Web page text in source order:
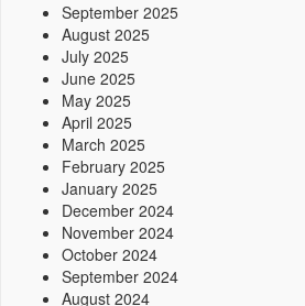
September 2025
August 2025
July 2025
June 2025
May 2025
April 2025
March 2025
February 2025
January 2025
December 2024
November 2024
October 2024
September 2024
August 2024